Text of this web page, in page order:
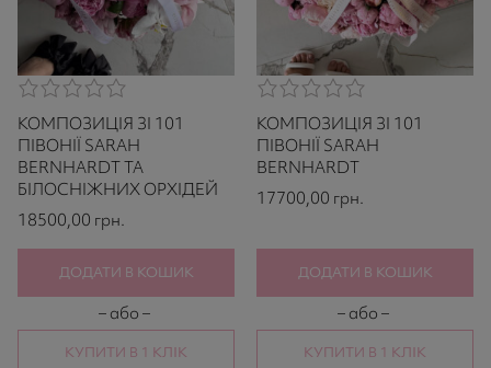
0,0
rating
based
on
521
ratings
КОМПОЗИЦІЯ ЗІ 101
ПІВОНІЇ SARAH
BERNHARDT ТА
БІЛОСНІЖНИХ ОРХІДЕЙ
18500,00 грн.
– або –
КУПИТИ В 1 КЛІК
ДОДАТИ В КОШИК
0,0
rating
based
on
521
КОМПОЗИЦІЯ ЗІ 101
ПІВОНІЇ SARAH
BERNHARDT
17700,00 грн.
– або –
КУПИТИ В 1 КЛІК
ДОДАТИ В КОШИК